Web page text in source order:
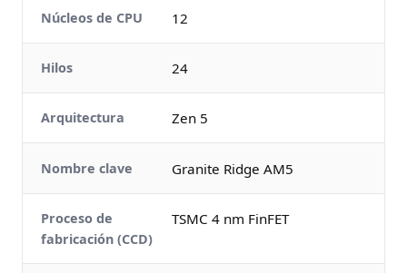
Núcleos de CPU 12
Hilos 24
Arquitectura Zen 5
Nombre clave Granite Ridge AM5
Proceso de
fabricación (CCD)
TSMC 4 nm FinFET